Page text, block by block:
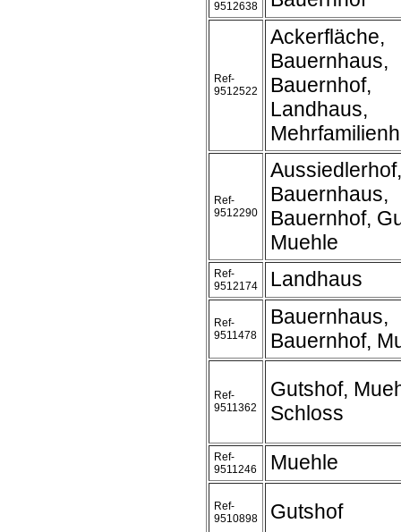
9512638
Ref-
9512522
Ackerfläche,
Bauernhaus,
Bauernhof,
Landhaus,
Ref-
9512290
Aussiedlerhof,
Bauernhaus,
Bauernhof,
Muehle
Ref-
9512174
Landhaus
Ref-
9511478
Bauernhaus,
Bauernhof,
Ref-
9511362
Gutshof,
Schloss
Ref-
9511246
Muehle
Ref-
9510898
Gutshof